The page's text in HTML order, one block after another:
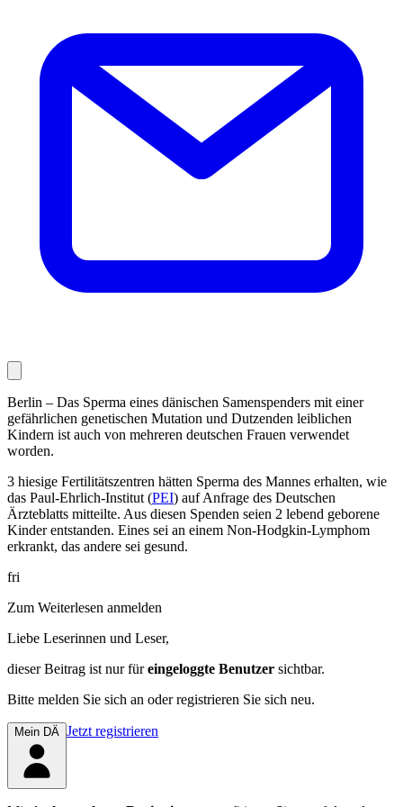
Berlin – Das Sperma eines dänischen Samenspenders mit einer
gefährlichen genetischen Mutation und Dutzenden leiblichen
Kindern ist auch von mehreren deutschen Frauen verwendet
worden.
3 hiesige Fertilitätszentren hätten Sperma des Mannes erhalten, wie
das Paul-Ehrlich-Institut (PEI) auf Anfrage des Deutschen
Ärzteblatts mitteilte. Aus diesen Spenden seien 2 lebend geborene
Kinder entstanden. Eines sei an einem Non-Hodgkin-Lymphom
erkrankt, das andere sei gesund.
fri
Zum Weiterlesen anmelden
Liebe Leserinnen und Leser,
dieser Beitrag ist nur füreingeloggte Benutzer sichtbar.
Bitte melden Sie sich an oder registrieren Sie sich neu.
Mein DÄ Jetzt registrieren